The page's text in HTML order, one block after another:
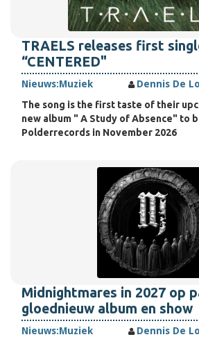
TRAELS releases first
“CENTERED"
Nieuws:Muziek Dennis De
The song is the first taste of their
new album " A Study of Absence" to
Polderrecords in November 2026
Midnightmares in 2027 op
gloednieuw album en show
Nieuws:Muziek Dennis De